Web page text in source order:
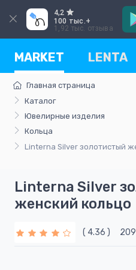
4,2
100 тыс.+
1,92 тыс. отзыва
MARKET LENTA
Главная страница
Каталог
Ювелирные изделия
Кольца
Linterna Silver золотистый
Linterna Silver
женский кольцо
( 4.36 )